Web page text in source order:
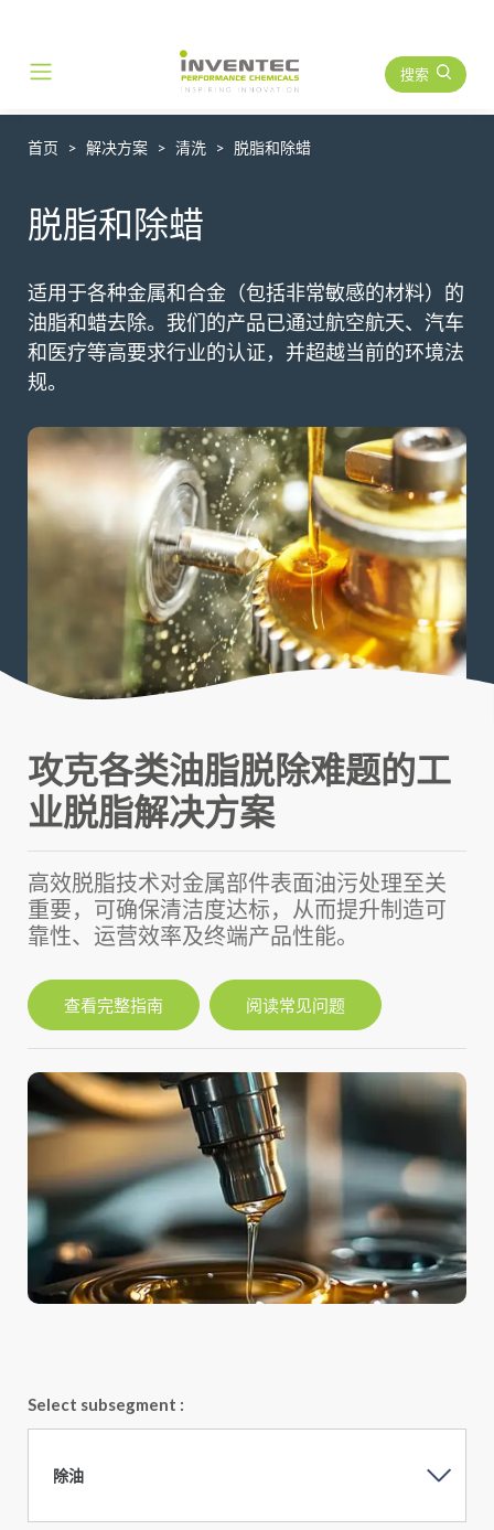
Main Navigation 搜索
首页 解决方案 清洗 脱脂和除蜡
脱脂和除蜡
适用于各种金属和合金（包括非常敏感的材料）的
油脂和蜡去除。我们的产品已通过航空航天、汽车
和医疗等高要求行业的认证，并超越当前的环境法
规。
攻克各类油脂脱除难题的工
业脱脂解决方案
高效脱脂技术对金属部件表面油污处理至关
重要，可确保清洁度达标，从而提升制造可
靠性、运营效率及终端产品性能。
查看完整指南 阅读常见问题
Select subsegment :
除油